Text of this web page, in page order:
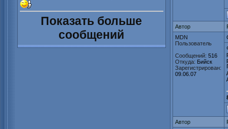
Показать больше
сообщений
Автор
MDN
Пользователь
Сообщений: 516
Откуда: Бийск
Зарегистрирован:
09.06.07
Автор